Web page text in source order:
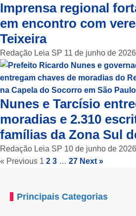
Imprensa regional
em encontro com
Teixeira
Redação Leia SP 11 de junho de 2026
Nunes e Tarcísio
moradias e 2.310
famílias da Zona Sul
Redação Leia SP 10 de junho de 2026
« Previous 1 2 3 … 27 Next »
Principais Categorias